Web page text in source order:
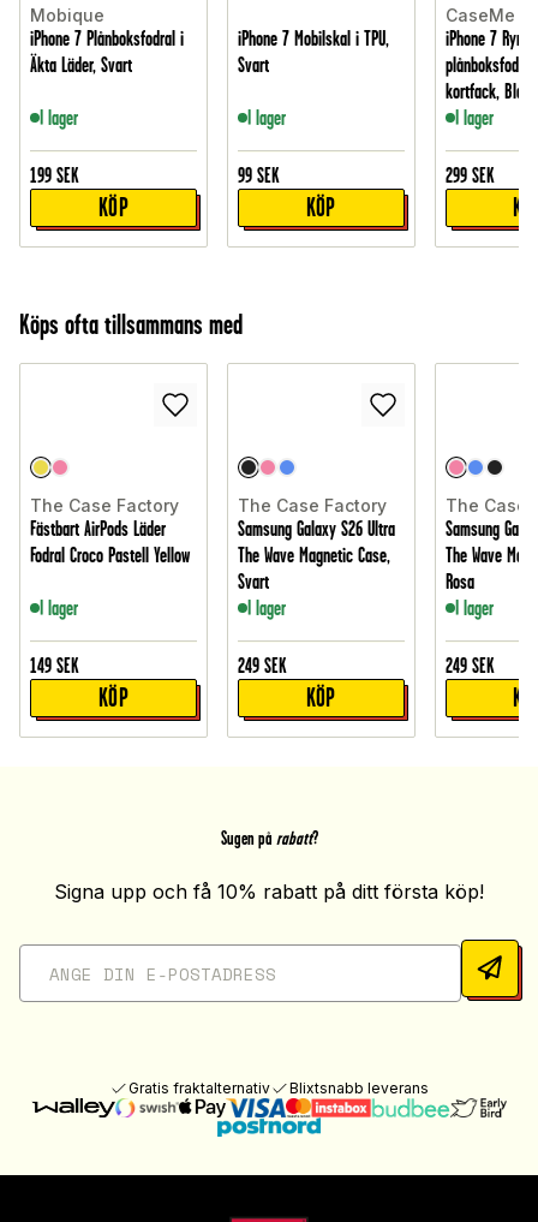
Mobique
iPhone 7 Plånboksfodral i
Äkta Läder, Svart
I lager
199 SEK
KÖP
iPhone 7 Mobilskal i TPU,
Svart
I lager
99 SEK
KÖP
CaseMe
iPhone 7
kortfack, Blå
I lager
299 SEK
Köps ofta tillsammans med
The Case Factory
Fästbart AirPods Läder
Fodral Croco Pastell Yellow
I lager
149 SEK
KÖP
The Case Factory
Samsung Galaxy S26 Ultra
The Wave Magnetic Case,
Svart
I lager
249 SEK
KÖP
The Case
Samsung
The Wave
Rosa
I lager
249 SEK
Sugen på rabatt?
Signa upp och få 10% rabatt på ditt första köp!
Gratis fraktalternativ Blixtsnabb leverans